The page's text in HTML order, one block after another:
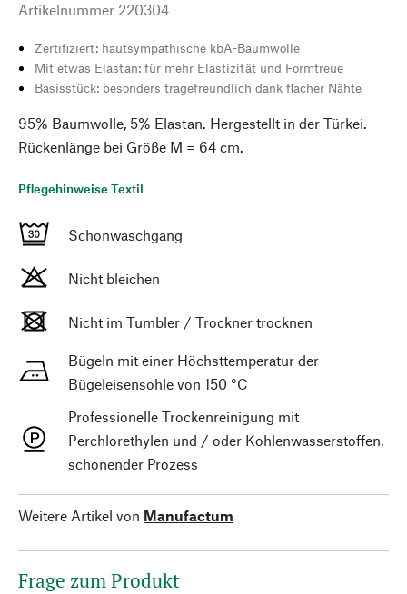
Artikelnummer 220304
Zertifiziert: hautsympathische kbA-Baumwolle
Mit etwas Elastan: für mehr Elastizität und Formtreue
Basisstück: besonders tragefreundlich dank flacher Nähte
95% Baumwolle, 5% Elastan. Hergestellt in der Türkei.
Rückenlänge bei Größe M = 64 cm.
Pflegehinweise Textil
Schonwaschgang
Nicht bleichen
Nicht im Tumbler / Trockner trocknen
Bügeln mit einer Höchsttemperatur der
Bügeleisensohle von 150 °C
Professionelle Trockenreinigung mit
Perchlorethylen und / oder Kohlenwasserstoffen,
schonender Prozess
Weitere Artikel von Manufactum
Frage zum Produkt